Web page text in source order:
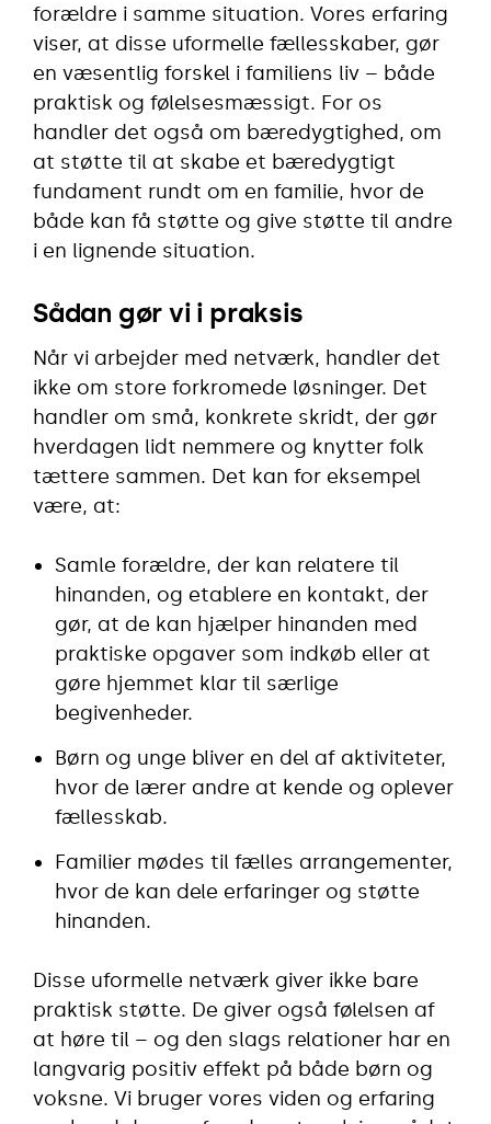
forældre i samme situation. Vores erfaring
viser, at disse uformelle fællesskaber, gør
en væsentlig forskel i familiens liv – både
praktisk og følelsesmæssigt. For os
handler det også om bæredygtighed, om
at støtte til at skabe et bæredygtigt
fundament rundt om en familie, hvor de
både kan få støtte og give støtte til andre
i en lignende situation.
Sådan gør vi i praksis
Når vi arbejder med netværk, handler det
ikke om store forkromede løsninger. Det
handler om små, konkrete skridt, der gør
hverdagen lidt nemmere og knytter folk
tættere sammen. Det kan for eksempel
være, at:
Samle forældre, der kan relatere til
hinanden, og etablere en kontakt, der
gør, at de kan hjælper hinanden med
praktiske opgaver som indkøb eller at
gøre hjemmet klar til særlige
begivenheder.
Børn og unge bliver en del af aktiviteter,
hvor de lærer andre at kende og oplever
fællesskab.
Familier mødes til fælles arrangementer,
hvor de kan dele erfaringer og støtte
hinanden.
Disse uformelle netværk giver ikke bare
praktisk støtte. De giver også følelsen af
at høre til – og den slags relationer har en
langvarig positiv effekt på både børn og
voksne. Vi bruger vores viden og erfaring